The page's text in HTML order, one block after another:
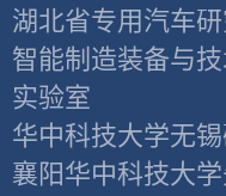
湖北省专用汽车
智能制造装备与
实验室
华中科技大学无
襄阳华中科技大